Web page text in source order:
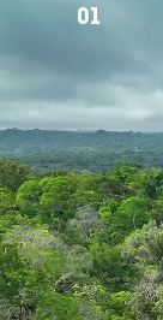
01